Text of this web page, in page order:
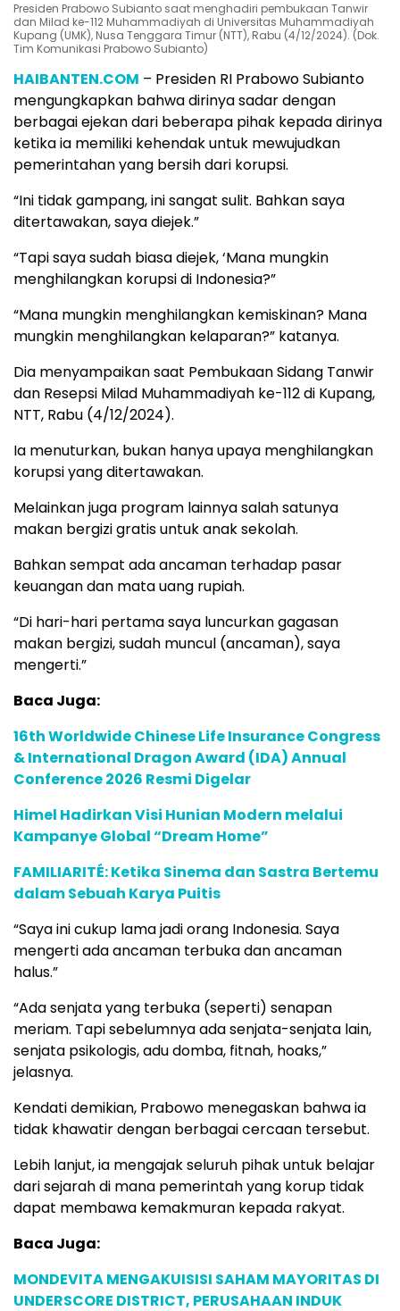
Presiden Prabowo Subianto saat menghadiri pembukaan Tanwir
dan Milad ke-112 Muhammadiyah di Universitas Muhammadiyah
Kupang (UMK), Nusa Tenggara Timur (NTT), Rabu (4/12/2024). (Dok.
Tim Komunikasi Prabowo Subianto)
HAIBANTEN.COM – Presiden RI Prabowo Subianto
mengungkapkan bahwa dirinya sadar dengan
berbagai ejekan dari beberapa pihak kepada dirinya
ketika ia memiliki kehendak untuk mewujudkan
pemerintahan yang bersih dari korupsi.
“Ini tidak gampang, ini sangat sulit. Bahkan saya
ditertawakan, saya diejek.”
“Tapi saya sudah biasa diejek, ‘Mana mungkin
menghilangkan korupsi di Indonesia?”
“Mana mungkin menghilangkan kemiskinan? Mana
mungkin menghilangkan kelaparan?” katanya.
Dia menyampaikan saat Pembukaan Sidang Tanwir
dan Resepsi Milad Muhammadiyah ke-112 di Kupang,
NTT, Rabu (4/12/2024).
Ia menuturkan, bukan hanya upaya menghilangkan
korupsi yang ditertawakan.
Melainkan juga program lainnya salah satunya
makan bergizi gratis untuk anak sekolah.
Bahkan sempat ada ancaman terhadap pasar
keuangan dan mata uang rupiah.
“Di hari-hari pertama saya luncurkan gagasan
makan bergizi, sudah muncul (ancaman), saya
mengerti.”
Baca Juga:
16th Worldwide Chinese Life Insurance Congress
& International Dragon Award (IDA) Annual
Conference 2026 Resmi Digelar
Himel Hadirkan Visi Hunian Modern melalui
Kampanye Global “Dream Home”
FAMILIARITÉ: Ketika Sinema dan Sastra Bertemu
dalam Sebuah Karya Puitis
“Saya ini cukup lama jadi orang Indonesia. Saya
mengerti ada ancaman terbuka dan ancaman
halus.”
“Ada senjata yang terbuka (seperti) senapan
meriam. Tapi sebelumnya ada senjata-senjata lain,
senjata psikologis, adu domba, fitnah, hoaks,”
jelasnya.
Kendati demikian, Prabowo menegaskan bahwa ia
tidak khawatir dengan berbagai cercaan tersebut.
Lebih lanjut, ia mengajak seluruh pihak untuk belajar
dari sejarah di mana pemerintah yang korup tidak
dapat membawa kemakmuran kepada rakyat.
Baca Juga:
MONDEVITA MENGAKUISISI SAHAM MAYORITAS DI
UNDERSCORE DISTRICT, PERUSAHAAN INDUK